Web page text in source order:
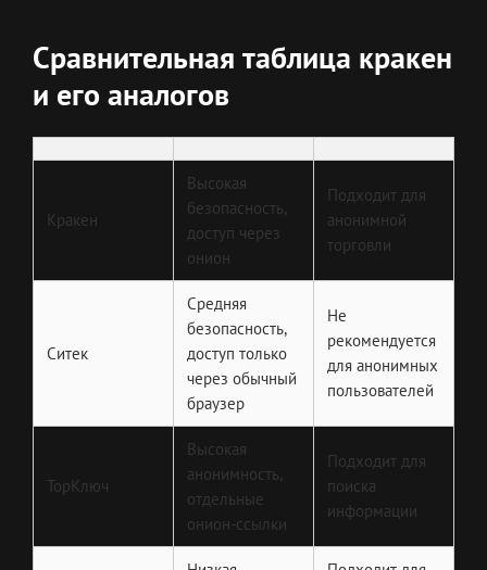
Сравнительная таблица кракен
и его аналогов
Кракен
Высокая
безопасность,
доступ через
онион
Подходит для
анонимной
торговли
Ситек
Средняя
безопасность,
доступ только
через обычный
браузер
Не
рекомендуется
для анонимных
пользователей
ТорКлюч
Высокая
анонимность,
отдельные
онион-ссылки
Подходит для
поиска
информации